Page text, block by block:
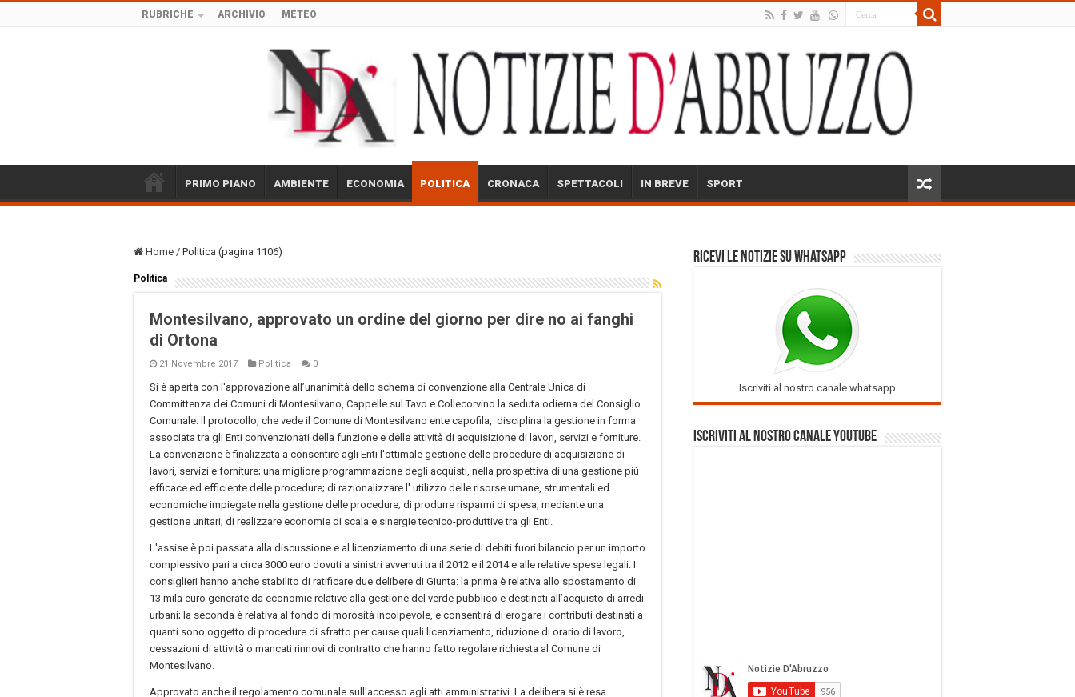
RUBRICHE ARCHIVIO METEO
PRIMO PIANO AMBIENTE ECONOMIA POLITICA CRONACA SPETTACOLI IN BREVE SPORT
Home / Politica (pagina 1106)
Politica
Montesilvano, approvato un ordine del giorno per dire no ai fanghi
di Ortona
21 Novembre 2017 Politica 0
Si è aperta con l'approvazione all’unanimità dello schema di convenzione alla Centrale Unica di
Committenza dei Comuni di Montesilvano, Cappelle sul Tavo e Collecorvino la seduta odierna del Consiglio
Comunale. Il protocollo, che vede il Comune di Montesilvano ente capofila, disciplina la gestione in forma
associata tra gli Enti convenzionati della funzione e delle attività di acquisizione di lavori, servizi e forniture.
La convenzione è finalizzata a consentire agli Enti l'ottimale gestione delle procedure di acquisizione di
lavori, servizi e forniture; una migliore programmazione degli acquisti, nella prospettiva di una gestione più
efficace ed efficiente delle procedure; di razionalizzare l' utilizzo delle risorse umane, strumentali ed
economiche impiegate nella gestione delle procedure; di produrre risparmi di spesa, mediante una
gestione unitari; di realizzare economie di scala e sinergie tecnico-produttive tra gli Enti.
L'assise è poi passata alla discussione e al licenziamento di una serie di debiti fuori bilancio per un importo
complessivo pari a circa 3000 euro dovuti a sinistri avvenuti tra il 2012 e il 2014 e alle relative spese legali. I
consiglieri hanno anche stabilito di ratificare due delibere di Giunta: la prima è relativa allo spostamento di
13 mila euro generate da economie relative alla gestione del verde pubblico e destinati all’acquisto di arredi
urbani; la seconda è relativa al fondo di morosità incolpevole, e consentirà di erogare i contributi destinati a
quanti sono oggetto di procedure di sfratto per cause quali licenziamento, riduzione di orario di lavoro,
cessazioni di attività o mancati rinnovi di contratto che hanno fatto regolare richiesta al Comune di
Montesilvano.
Approvato anche il regolamento comunale sull'accesso agli atti amministrativi. La delibera si è resa
Ricevi le notizie su Whatsapp
Iscriviti al nostro canale whatsapp
Iscriviti al nostro Canale Youtube